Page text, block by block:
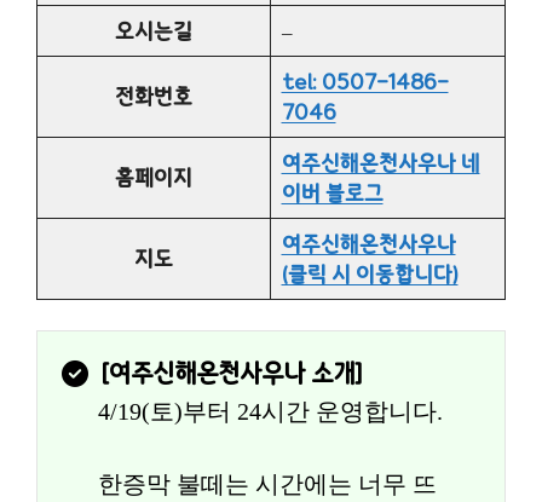
오시는길
–
전화번호
tel: 0507-1486-
7046
홈페이지
여주신해온천사우나 네
이버 블로그
지도
여주신해온천사우나
(클릭 시 이동합니다)
[여주신해온천사우나 소개]
4/19(토)부터 24시간 운영합니다.
한증막 불떼는 시간에는 너무 뜨